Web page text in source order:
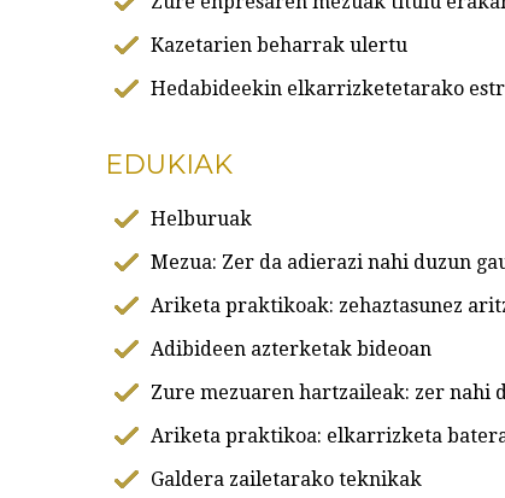
Kazetarien beharrak ulertu
Hedabideekin elkarrizketetarako
EDUKIAK
Helburuak
Mezua: Zer da adierazi nahi duzun
Ariketa praktikoak: zehaztasunez
Adibideen azterketak bideoan
Zure mezuaren hartzaileak: zer nahi
Ariketa praktikoa: elkarrizketa
Galdera zailetarako teknikak